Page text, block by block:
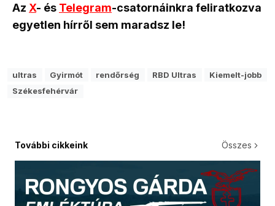
Az X- és Telegram-csatornáinkra feliratkozva
egyetlen hírről sem maradsz le!
ultras Gyirmót rendőrség RBD Ultras
Kiemelt-jobb
Székesfehérvár
További cikkeink Összes